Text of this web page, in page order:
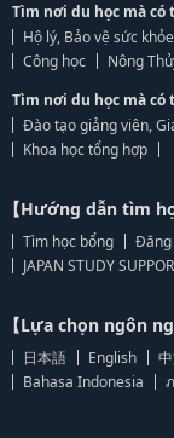
Tìm nơi du học mà có
Hộ lý, Bảo vệ sức khỏe
Công học
Nông
Tìm nơi du học mà có
Đào tạo giảng viên,
Khoa học tổng hợp
【Hướng dẫn tìm
Tìm học bổng
Đăng
JAPAN STUDY
【Lựa chọn ngôn
日本語 English
Bahasa Indonesia